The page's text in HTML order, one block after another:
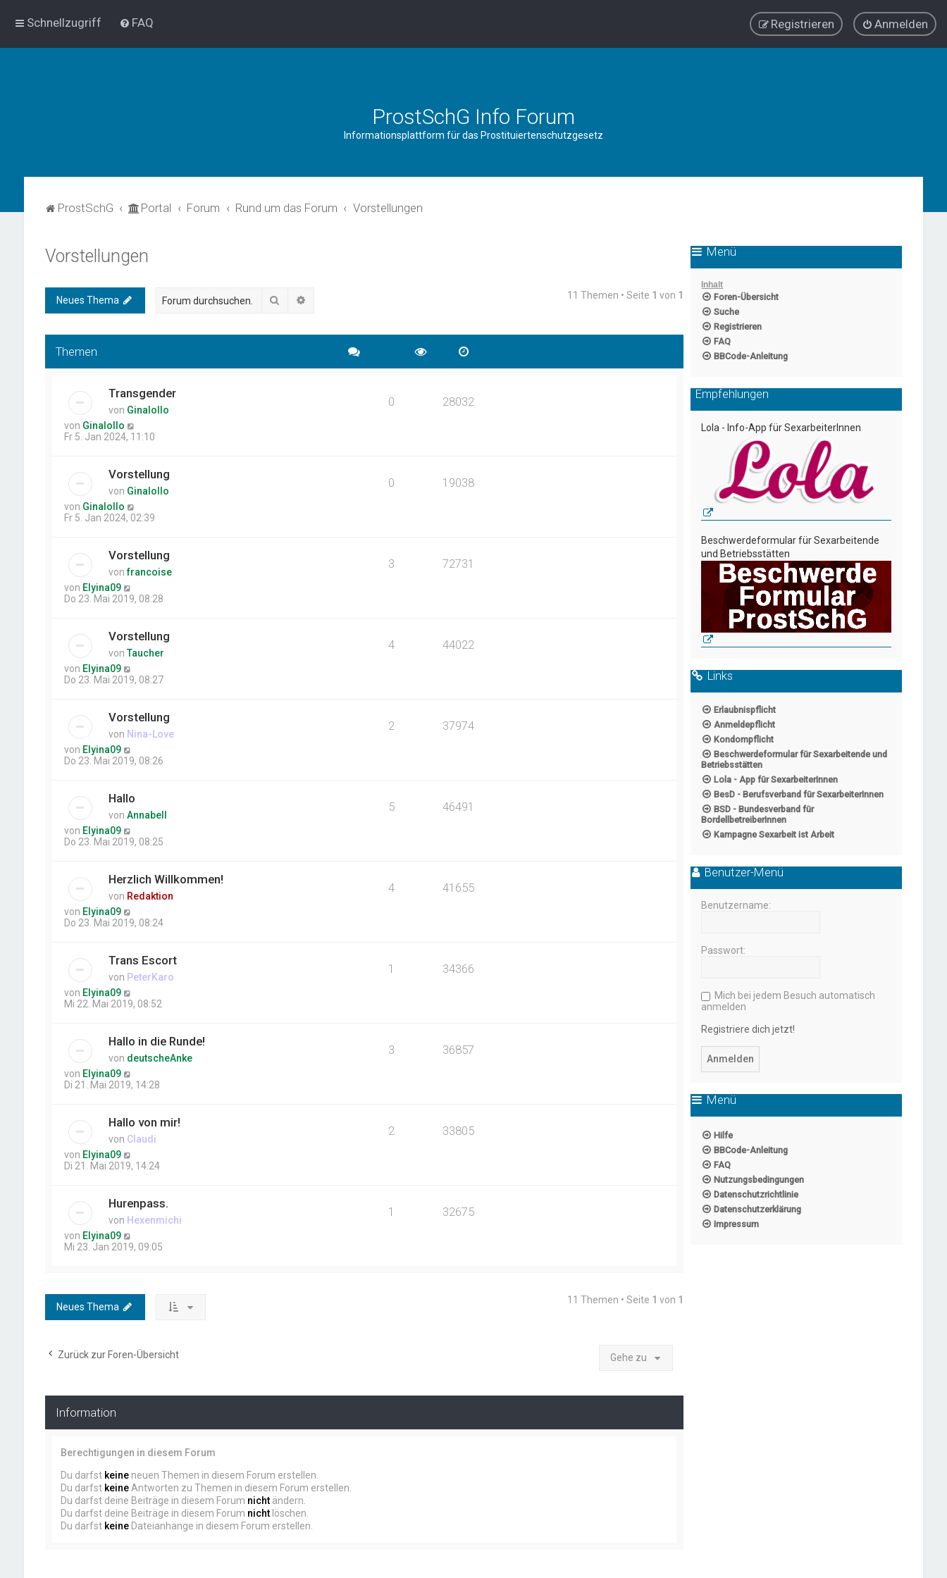
Schnellzugriff FAQ Anmelden
Registrieren
ProstSchG Info Forum
Informationsplattform für das Prostituiertenschutzgesetz
ProstSchG Portal Forum Rund um das Forum Vorstellungen
Vorstellungen
Neues Thema Suche 11 Themen • Seite 1 von 1
Themen
Transgender
von Ginalollo
0 28032
von Ginalollo
Fr 5. Jan 2024, 11:10
Vorstellung
von Ginalollo
0 19038
von Ginalollo
Fr 5. Jan 2024, 02:39
Vorstellung
vonfrancoise
3 72731
von Elyina09
Do 23. Mai 2019, 08:28
Vorstellung
vonTaucher
4 44022
von Elyina09
Do 23. Mai 2019, 08:27
Vorstellung
von Nina-Love
2 37974
von Elyina09
Do 23. Mai 2019, 08:26
Hallo
von Annabell
5 46491
von Elyina09
Do 23. Mai 2019, 08:25
Herzlich Willkommen!
von Redaktion
4 41655
von Elyina09
Do 23. Mai 2019, 08:24
Trans Escort
von PeterKaro
1 34366
von Elyina09
Mi 22. Mai 2019, 08:52
Hallo in die Runde!
von deutscheAnke
3 36857
von Elyina09
Di 21. Mai 2019, 14:28
Hallo von mir!
von Claudi
2 33805
von Elyina09
Di 21. Mai 2019, 14:24
Hurenpass.
von Hexenmichi
1 32675
von Elyina09
Mi 23. Jan 2019, 09:05
Neues Thema
11 Themen • Seite 1 von 1
Zurück zur Foren-Übersicht Gehe zu
Information
Berechtigungen in diesem Forum
Du darfst keineneuen Themen in diesem Forum erstellen.
Du darfst keineAntworten zu Themen in diesem Forum erstellen.
Du darfst deine Beiträge in diesem Forum nichtändern.
Du darfst deine Beiträge in diesem Forum nichtlöschen.
Du darfst keineDateianhänge in diesem Forum erstellen.
Menü
Inhalt
Foren-Übersicht
Suche
Registrieren
FAQ
BBCode-Anleitung
Empfehlungen
Lola - Info-App für SexarbeiterInnen
Beschwerdeformular für Sexarbeitende
und Betriebsstätten
Links
Erlaubnispflicht
Anmeldepflicht
Kondompflicht
Beschwerdeformular für Sexarbeitende und
Betriebsstätten
Lola - App für SexarbeiterInnen
BesD - Berufsverband für SexarbeiterInnen
BSD - Bundesverband für
BordellbetreiberInnen
Kampagne Sexarbeit ist Arbeit
Benutzer-Menü
Benutzername:
Passwort:
Mich bei jedem Besuch automatisch
anmelden
Registriere dich jetzt!
Menü
Hilfe
BBCode-Anleitung
FAQ
Nutzungsbedingungen
Datenschutzrichtlinie
Datenschutzerklärung
Impressum